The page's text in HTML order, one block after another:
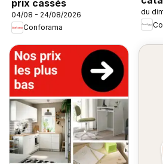
prix cassés
04/08 - 24/08/2026
Conforama
du